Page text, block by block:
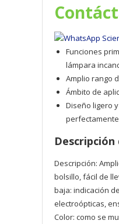
Funciones
lámpara
Amplio rango
Ámbito de
Diseño ligero
Descripción:
bolsillo, fácil de
baja: indicación
electroópticas,
Color: como se